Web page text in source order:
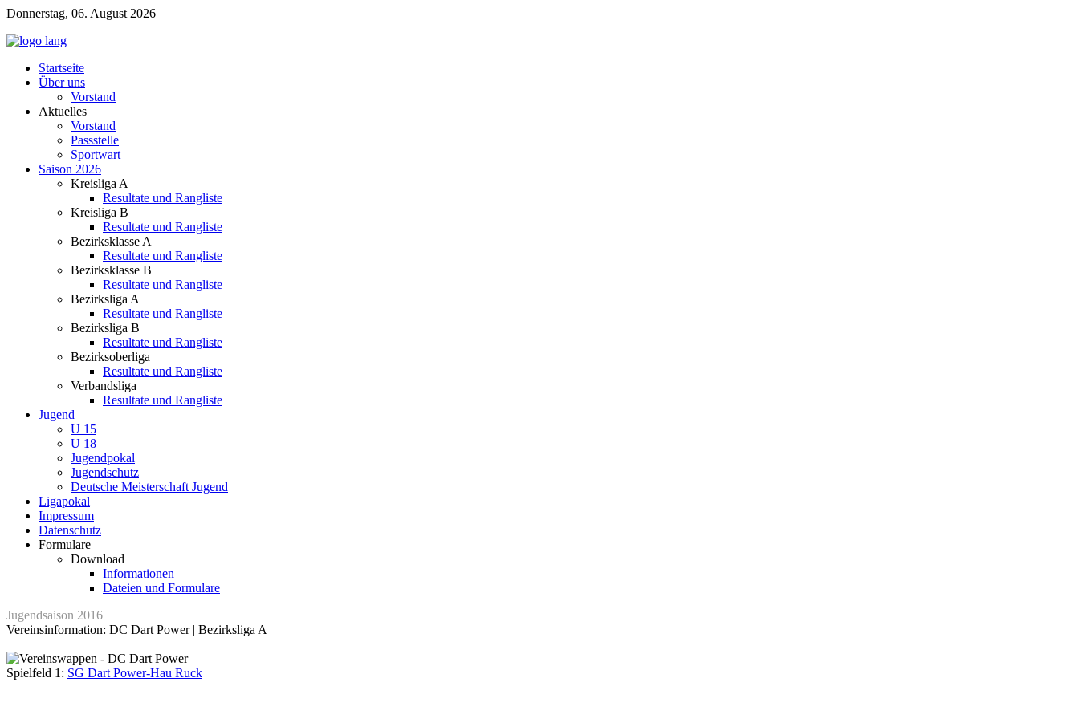
Donnerstag, 06. August 2026
Startseite
Über uns
Vorstand
Aktuelles
Vorstand
Passstelle
Sportwart
Saison 2026
Kreisliga A
Resultate und Rangliste
Kreisliga B
Resultate und Rangliste
Bezirksklasse A
Resultate und Rangliste
Bezirksklasse B
Resultate und Rangliste
Bezirksliga A
Resultate und Rangliste
Bezirksliga B
Resultate und Rangliste
Bezirksoberliga
Resultate und Rangliste
Verbandsliga
Resultate und Rangliste
Jugend
U 15
U 18
Jugendpokal
Jugendschutz
Deutsche Meisterschaft Jugend
Ligapokal
Impressum
Datenschutz
Formulare
Download
Informationen
Dateien und Formulare
Jugendsaison 2016
Vereinsinformation: DC Dart Power | Bezirksliga A
Spielfeld 1: SG Dart Power-Hau Ruck